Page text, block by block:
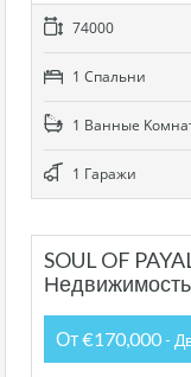
74000
1 Cпальни
1 Bанные
1 Гаражи
SOUL OF
От €170,000 -